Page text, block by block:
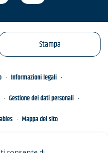
Stampa
Informazioni legali
Gestione dei dati personali
Mappa del sito